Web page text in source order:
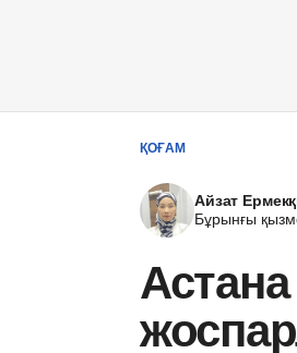
ҚОҒАМ
Айзат
Бұрынғы